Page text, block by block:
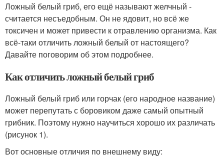
Ложный белый гриб, его ещё называют желчный -
считается несъедобным. Он не ядовит, но всё же
токсичен и может привести к отравлению организма. Как
всё-таки отличить ложный белый от настоящего?
Давайте поговорим об этом подробнее.
Как отличить ложный белый гриб
Ложный белый гриб или горчак (его народное название)
может перепутать с боровиком даже самый опытный
грибник. Поэтому нужно научиться хорошо их различать
(рисунок 1).
Вот основные отличия по внешнему виду: